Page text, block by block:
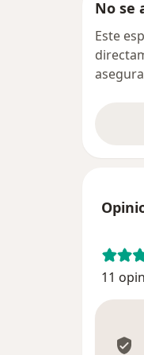
No se
Este
11